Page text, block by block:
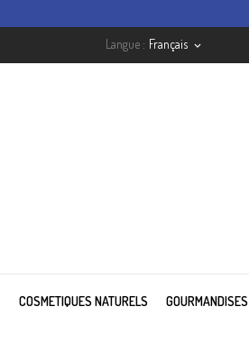
Langue : Français keyboard_arrow_down
COSMETIQUES NATURELS GOURMANDISES